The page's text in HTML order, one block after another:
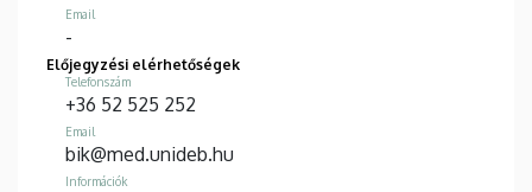
Email
-
Előjegyzési elérhetőségek
Telefonszám
+36 52 525 252
Email
bik@med.unideb.hu
Információk